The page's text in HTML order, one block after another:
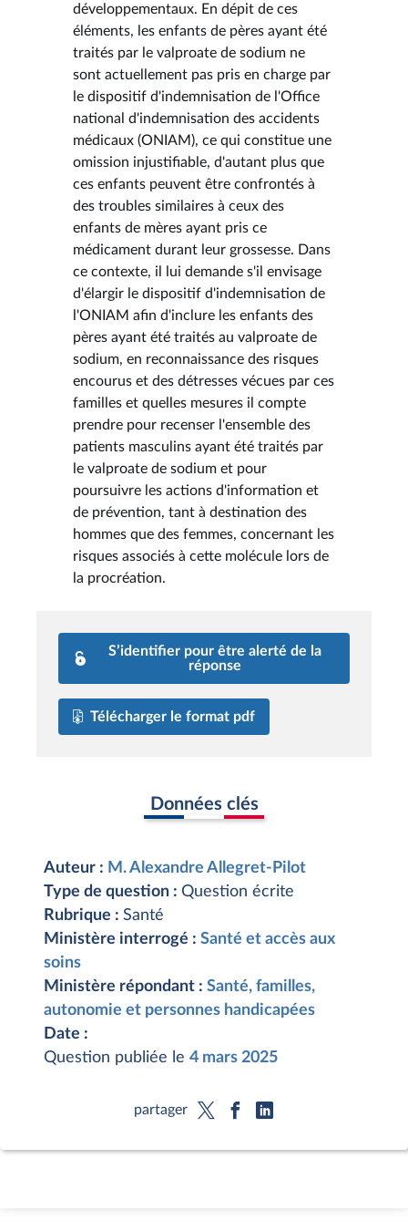
développementaux. En dépit de ces
éléments, les enfants de pères ayant été
traités par le valproate de sodium ne
sont actuellement pas pris en charge par
le dispositif d'indemnisation de l'Office
national d'indemnisation des accidents
médicaux (ONIAM), ce qui constitue une
omission injustifiable, d'autant plus que
ces enfants peuvent être confrontés à
des troubles similaires à ceux des
enfants de mères ayant pris ce
médicament durant leur grossesse. Dans
ce contexte, il lui demande s'il envisage
d'élargir le dispositif d'indemnisation de
l'ONIAM afin d'inclure les enfants des
pères ayant été traités au valproate de
sodium, en reconnaissance des risques
encourus et des détresses vécues par ces
familles et quelles mesures il compte
prendre pour recenser l'ensemble des
patients masculins ayant été traités par
le valproate de sodium et pour
poursuivre les actions d'information et
de prévention, tant à destination des
hommes que des femmes, concernant les
risques associés à cette molécule lors de
la procréation.
S’identifier pour être alerté de la
réponse
Télécharger le format pdf
Données clés
Auteur : M. Alexandre Allegret-Pilot
Type de question : Question écrite
Rubrique : Santé
Ministère interrogé : Santé et accès aux
soins
Ministère répondant : Santé, familles,
autonomie et personnes handicapées
Date :
Question publiée le 4 mars 2025
partager